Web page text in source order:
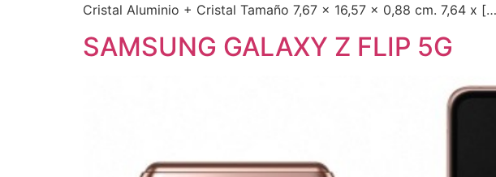
Cristal Aluminio + Cristal Tamaño 7,67 x 16,57 x 0,88 cm. 7,64 x
SAMSUNG GALAXY Z FLIP 5G